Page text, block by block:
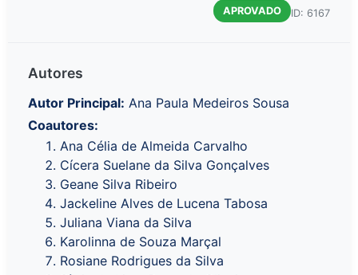
APROVADO ID: 6167
Autores
Autor Principal: Ana Paula Medeiros Sousa
Coautores:
Ana Célia de Almeida Carvalho
Cícera Suelane da Silva Gonçalves
Geane Silva Ribeiro
Jackeline Alves de Lucena Tabosa
Juliana Viana da Silva
Karolinna de Souza Marçal
Rosiane Rodrigues da Silva